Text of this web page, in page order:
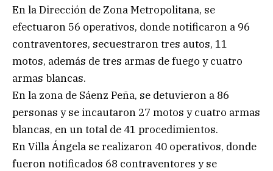
En la Dirección de Zona Metropolitana, se
efectuaron 56 operativos, donde notificaron a 96
contraventores, secuestraron tres autos, 11
motos, además de tres armas de fuego y cuatro
armas blancas.
En la zona de Sáenz Peña, se detuvieron a 86
personas y se incautaron 27 motos y cuatro armas
blancas, en un total de 41 procedimientos.
En Villa Ángela se realizaron 40 operativos, donde
fueron notificados 68 contraventores y se